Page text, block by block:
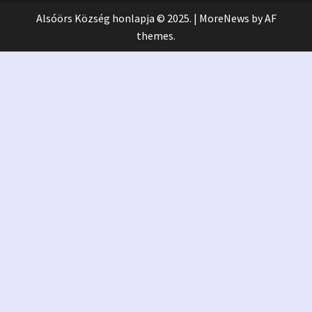
Alsóörs Község honlapja © 2025. | MoreNews by AF
themes.